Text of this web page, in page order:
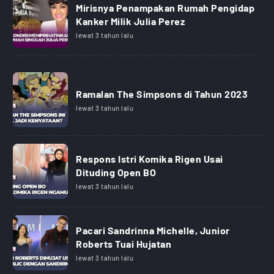
Mirisnya Penampakan Rumah Pengidap
Kanker Milik Julia Perez
lewat 3 tahun lalu
Ramalan The Simpsons di Tahun 2023
lewat 3 tahun lalu
Respons Istri Komika Rigen Usai
Dituding Open BO
lewat 3 tahun lalu
Pacari Sandrinna Michelle, Junior
Roberts Tuai Hujatan
lewat 3 tahun lalu